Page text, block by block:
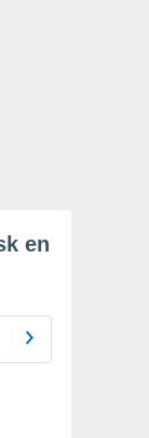
en